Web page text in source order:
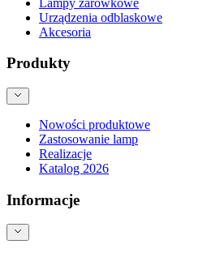
Urządzenia odblaskowe
Akcesoria
Produkty
Nowości produktowe
Zastosowanie lamp
Realizacje
Katalog 2026
Informacje